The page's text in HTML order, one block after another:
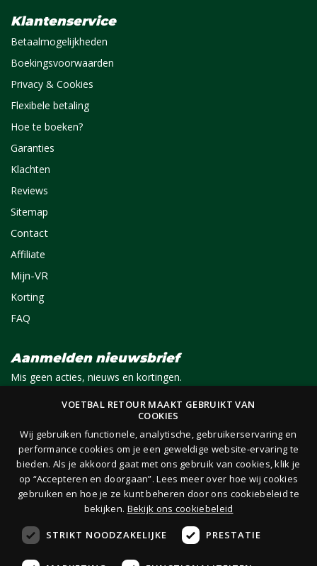
Klantenservice
Betaalmogelijkheden
Boekingsvoorwaarden
Privacy & Cookies
Flexibele betaling
Hoe te boeken?
Garanties
Klachten
Reviews
Sitemap
Contact
Affiliate
Mijn-VR
Korting
FAQ
Aanmelden nieuwsbrief
Mis geen acties, nieuws en kortingen.
Je ontvangt 1x per maand per e-mail van ons een nieuwsbrief op het door jou opgegeven
e-mailadres. Lees hier onze privacy- en cookieverklaring.
VOETBAL RETOUR MAAKT GEBRUIKT VAN
COOKIES
Wij gebruiken functionele, analytische, gebruikerservaring en
performance cookies om je een geweldige website-ervaring te
bieden. Als je akkoord gaat met ons gebruik van cookies, klik je
op “Accepteren en doorgaan”. Lees meer over hoe wij cookies
gebruiken en hoe je ze kunt beheren door ons cookiebeleid te
bekijken. Bekijk ons cookiebeleid
STRIKT NOODZAKELIJKE PRESTATIE